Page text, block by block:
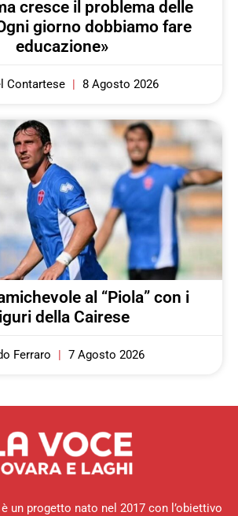
cresce il problema delle
giorno dobbiamo fare
educazione»
Contartese 8 Agosto 2026
al “Piola” con i
liguri della Cairese
Ferraro 7 Agosto 2026
un progetto nato nel 2017 con l’obiettivo